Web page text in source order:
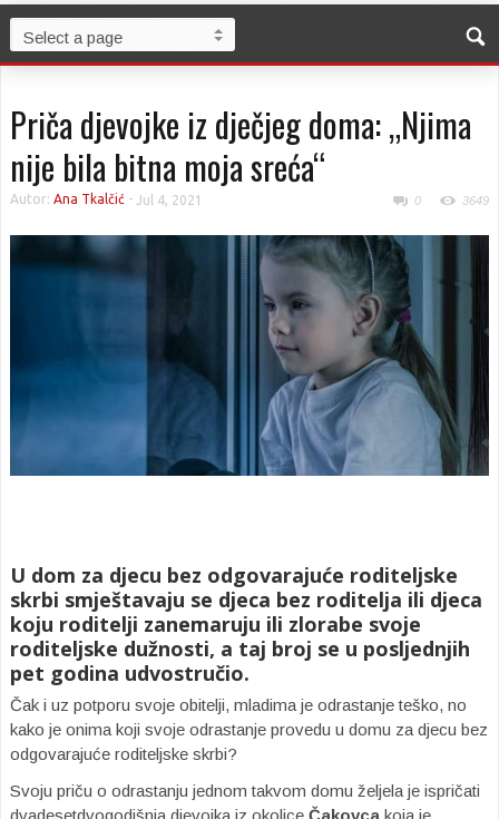
Priča djevojke iz dječjeg doma: „Njima
nije bila bitna moja sreća“
Autor: Ana Tkalčić - Jul 4, 2021 0 3649
U dom za djecu bez odgovarajuće roditeljske
skrbi smještavaju se djeca bez roditelja ili djeca
koju roditelji zanemaruju ili zlorabe svoje
roditeljske dužnosti, a taj broj se u posljednjih
pet godina udvostručio.
Čak i uz potporu svoje obitelji, mladima je odrastanje teško, no
kako je onima koji svoje odrastanje provedu u domu za djecu bez
odgovarajuće roditeljske skrbi?
Svoju priču o odrastanju jednom takvom domu željela je ispričati